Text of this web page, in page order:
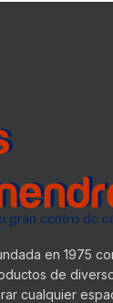
en 1975
de
cualquier